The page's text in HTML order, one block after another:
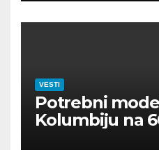
VESTI
Potrebni
Kolumbiju na